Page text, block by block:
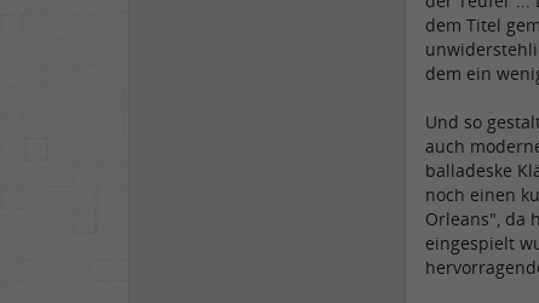
dem Titel
dem ein
Und so
auch
balladeske
noch einen
Orleans", da
eingespielt